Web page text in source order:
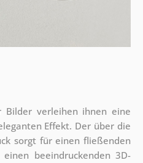
Bilder verleihen ihnen eine
Effekt. Der über die
sorgt für einen fließenden
beeindruckenden 3D-